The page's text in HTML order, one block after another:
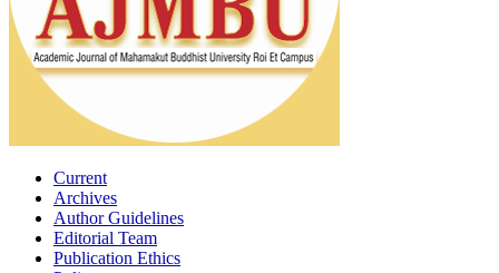
Current
Archives
Author Guidelines
Editorial Team
Publication Ethics